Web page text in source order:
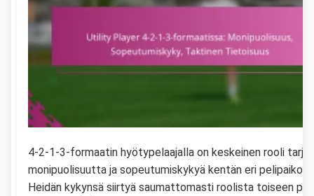
4-2-1-3-formaatin hyötypelaajalla on keskeinen rooli
monipuolisuutta ja sopeutumiskykyä kentän eri
Heidän kykynsä siirtyä saumattomasti roolista toiseen